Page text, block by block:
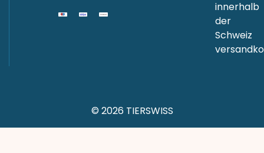
innerhalb
der
Schweiz
© 2026 TIERSWISS